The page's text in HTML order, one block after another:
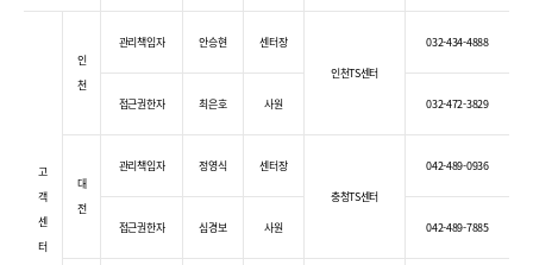
고
객
센
터
인
천
관리책임자 안승현
센터장
인천TS센터
032-434-4888
접근권한자 최은호 사원 032-472-3829
대
전
관리책임자 정영식
센터장
충청TS센터
042-489-0936
접근권한자 심경보 사원 042-489-7885